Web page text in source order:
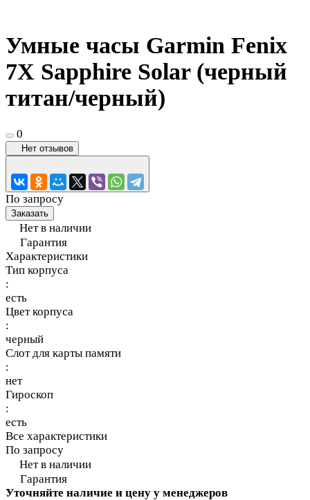
Умные часы Garmin Fenix
7X Sapphire Solar (черный
титан/черный)
0
Нет отзывов
По запросу
Заказать
Нет в наличии
Гарантия
Характеристики
Тип корпуса
:
есть
Цвет корпуса
:
черный
Слот для карты памяти
:
нет
Гироскоп
:
есть
Все характеристики
По запросу
Нет в наличии
Гарантия
Уточняйте наличие и цену у менеджеров